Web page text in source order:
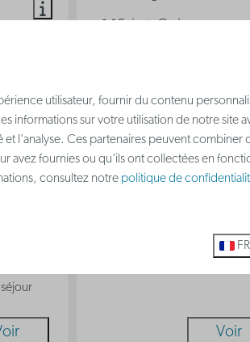
Pour
entièrement équipé -
Accessible
Climatisation
Voir
utilisateur, fournir du contenu
informations sur votre utilisation de notre site
l'analyse. Ces partenaires peuvent combiner
avez fournies ou qu'ils ont collectées en
consultez notre politique de
FR